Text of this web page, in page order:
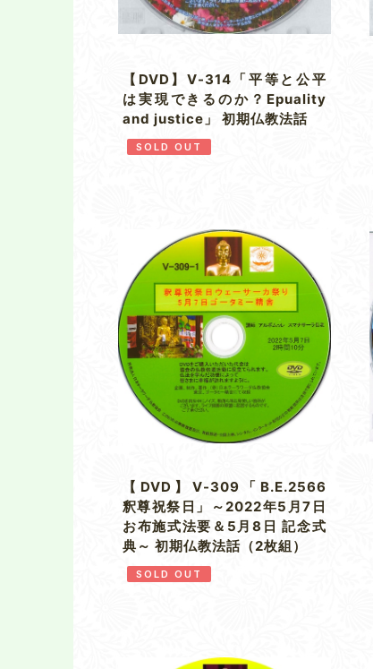
【DVD】V-314「平等と公平
は実現できるのか？Epuality
and justice」 初期仏教法話
SOLD OUT
【DVD】V-309「B.E.2566
釈尊祝祭日」～2022年5月7日
お布施式法要＆5月8日 記念式
典～ 初期仏教法話（2枚組）
SOLD OUT